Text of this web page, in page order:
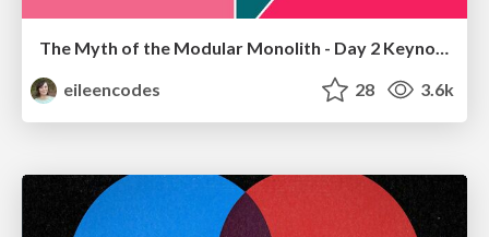
eileencodes
28 3.6k